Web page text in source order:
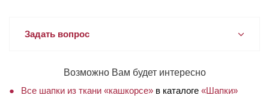
Задать вопрос
Возможно Вам будет интересно
Все шапки из ткани «кашкорсе» в каталоге «Шапки»